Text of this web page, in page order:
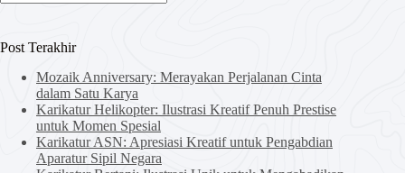
Post Terakhir
Mozaik Anniversary: Merayakan Perjalanan Cinta
dalam Satu Karya
Karikatur Helikopter: Ilustrasi Kreatif Penuh Prestise
untuk Momen Spesial
Karikatur ASN: Apresiasi Kreatif untuk Pengabdian
Aparatur Sipil Negara